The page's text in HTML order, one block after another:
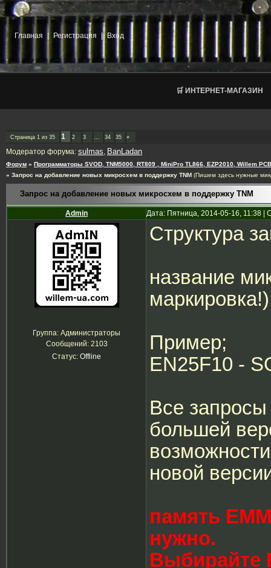
Главная Регистрация | Вход
🛒 ИНТЕРНЕТ-МАГАЗИН
Страница 1 из 35 1 2 3 … 34 35 »
Модератор форума: sulmas, BanLadan
Форум » Программаторы SVOD, TNM5000, RT809 , MiniPro TL866, EZP2010, Willem
» Запрос на добавление новых микросхем в поддержку TNM (Пишем здесь нужные
Запрос на добавление новых микросхем в поддержку TNM
Admin Дата: Пятница, 2014-05-16, 11:38
Группа: Администраторы
Сообщений: 2103
Статус: Offline
Структура
название
Пример;
EN25F10 -
Все
большей
новой
память
нужно.
Выбирайте